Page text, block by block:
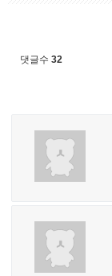
댓글수 32